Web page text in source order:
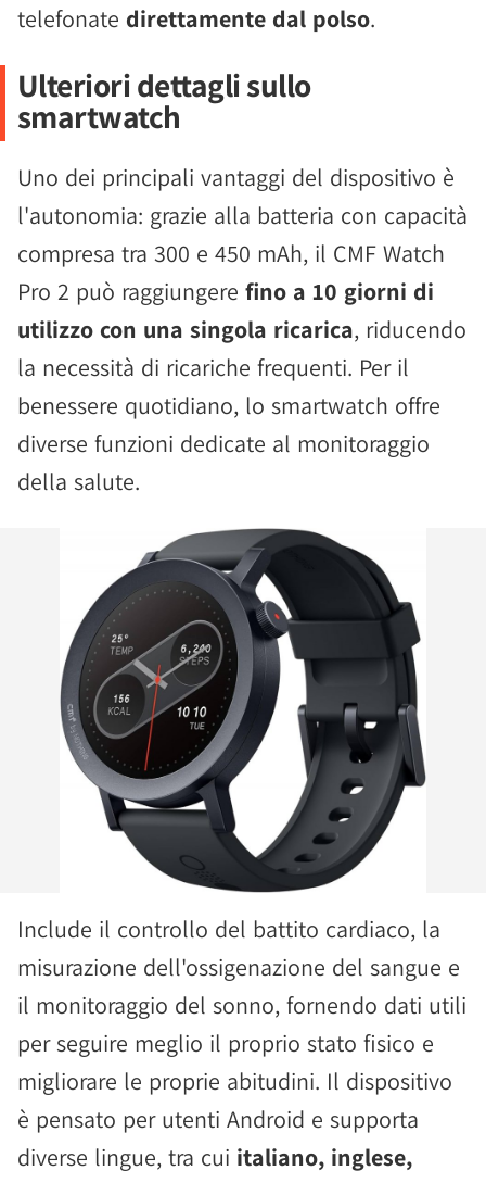
telefonate direttamente dal polso.
Ulteriori dettagli sullo
smartwatch
Uno dei principali vantaggi del dispositivo è
l'autonomia: grazie alla batteria con capacità
compresa tra 300 e 450 mAh, il CMF Watch
Pro 2 può raggiungere fino a 10 giorni di
utilizzo con una singola ricarica, riducendo
la necessità di ricariche frequenti. Per il
benessere quotidiano, lo smartwatch offre
diverse funzioni dedicate al monitoraggio
della salute.
Include il controllo del battito cardiaco, la
misurazione dell'ossigenazione del sangue e
il monitoraggio del sonno, fornendo dati utili
per seguire meglio il proprio stato fisico e
migliorare le proprie abitudini. Il dispositivo
è pensato per utenti Android e supporta
diverse lingue, tra cui italiano, inglese,